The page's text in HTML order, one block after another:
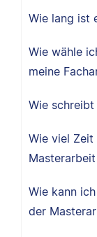
Wie lang ist
Wie wähle
meine
Wie
Wie viel Zeit
Wie kann
der